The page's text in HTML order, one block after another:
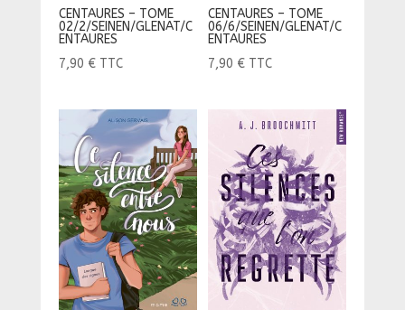
CENTAURES – TOME
02/2/SEINEN/GLENAT/C
ENTAURES
7,90 € TTC
CENTAURES – TOME
06/6/SEINEN/GLENAT/C
ENTAURES
7,90 € TTC